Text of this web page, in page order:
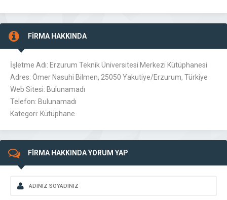
FİRMA HAKKINDA
İşletme Adı: Erzurum Teknik Üniversitesi Merkezi Kütüphanesi
Adres: Ömer Nasuhi Bilmen, 25050 Yakutiye/Erzurum, Türkiye
Web Sitesi: Bulunamadı
Telefon: Bulunamadı
Kategori: Kütüphane
FİRMA HAKKINDA YORUM YAP